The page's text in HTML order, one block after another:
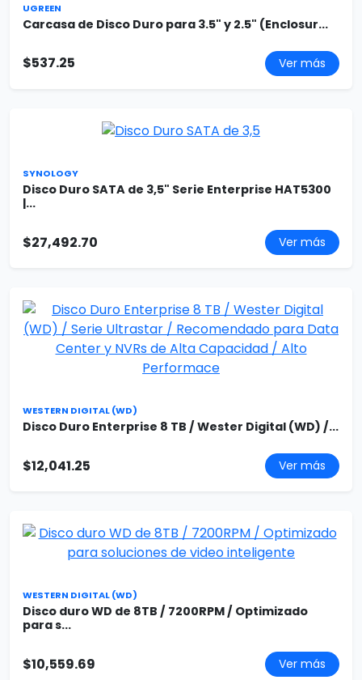
UGREEN
Carcasa de Disco Duro para 3.5" y 2.5" (Enclosur...
$537.25 Ver más
SYNOLOGY
Disco Duro SATA de 3,5" Serie Enterprise HAT5300
|...
$27,492.70 Ver más
WESTERN DIGITAL (WD)
Disco Duro Enterprise 8 TB / Wester Digital (WD) /...
$12,041.25 Ver más
WESTERN DIGITAL (WD)
Disco duro WD de 8TB / 7200RPM / Optimizado
para s...
$10,559.69 Ver más